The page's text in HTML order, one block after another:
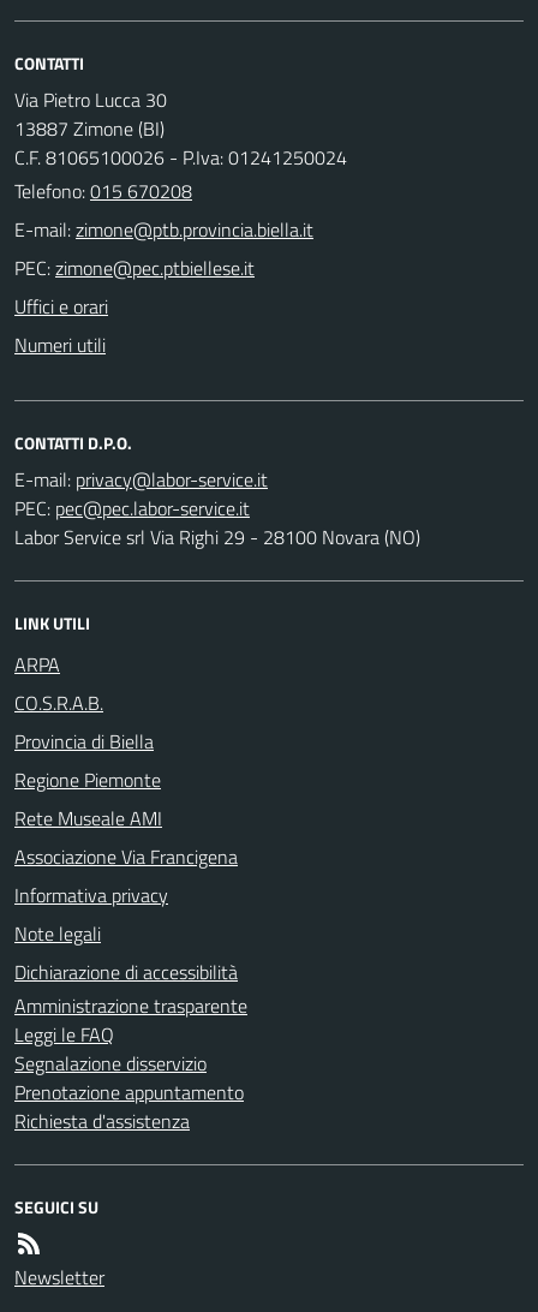
CONTATTI
Via Pietro Lucca 30
13887 Zimone (BI)
C.F. 81065100026 - P.Iva: 01241250024
Telefono:015 670208
E-mail:
PEC:
Uffici e orari
Numeri utili
CONTATTI D.P.O.
E-mail:
PEC:
Labor Service srl Via Righi 29 - 28100 Novara (NO)
LINK UTILI
ARPA
CO.S.R.A.B.
Provincia di Biella
Regione Piemonte
Rete Museale AMI
Associazione Via Francigena
Informativa privacy
Note legali
Dichiarazione di accessibilità
Amministrazione trasparente
Leggi le FAQ
Segnalazione disservizio
Prenotazione appuntamento
Richiesta d'assistenza
SEGUICI SU
Newsletter